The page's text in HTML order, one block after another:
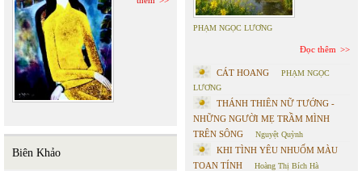
Biên Khảo
PHẠM NGỌC LƯƠNG
Đọc thêm
CÁT HOANG
PHẠM NGỌC
LƯƠNG
THÁNH THIÊN NỮ TƯỚNG -
NHỮNG NGƯỜI MẸ TRẦM MÌNH
TRÊN SÔNG
Nguyệt Quỳnh
KHI TÌNH YÊU NHUỐM MÀU
TOAN TÍNH
Hoàng Thị Bích Hà